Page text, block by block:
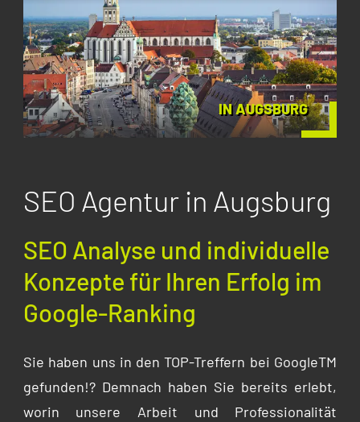
IN AUGSBURG
SEO Agentur in Augsburg
SEO Analyse und individuelle
Konzepte für Ihren Erfolg im
Google-Ranking
Sie haben uns in den TOP-Treffern bei GoogleTM
gefunden!? Demnach haben Sie bereits erlebt,
worin unsere Arbeit und Professionalität